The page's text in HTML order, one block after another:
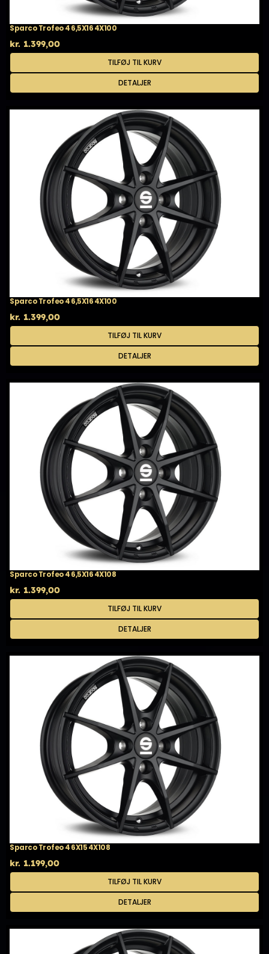
Sparco Trofeo 4 6,5X16 4X100
kr. 1.399,00
TILFØJ TIL KURV
DETALJER
Sparco Trofeo 4 6,5X16 4X100
kr. 1.399,00
TILFØJ TIL KURV
DETALJER
Sparco Trofeo 4 6,5X16 4X108
kr. 1.399,00
TILFØJ TIL KURV
DETALJER
Sparco Trofeo 4 6X15 4X108
kr. 1.199,00
TILFØJ TIL KURV
DETALJER